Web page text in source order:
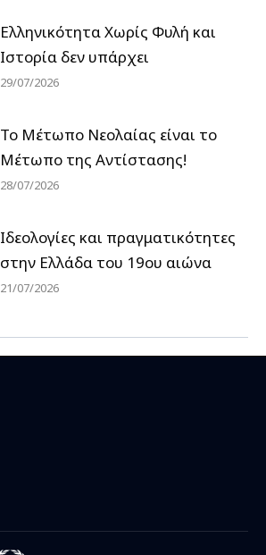
Ελληνικότητα Χωρίς Φυλή και
Ιστορία δεν υπάρχει
29/07/2026
Το Μέτωπο Νεολαίας είναι το
Μέτωπο της Αντίστασης!
28/07/2026
Ιδεολογίες και πραγματικότητες
στην Ελλάδα του 19ου αιώνα
21/07/2026